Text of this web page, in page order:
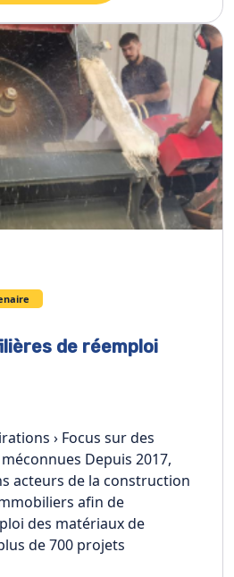
de réemploi
› Focus sur des
Depuis 2017,
acteurs de la construction
afin de
des matériaux de
de 700 projets